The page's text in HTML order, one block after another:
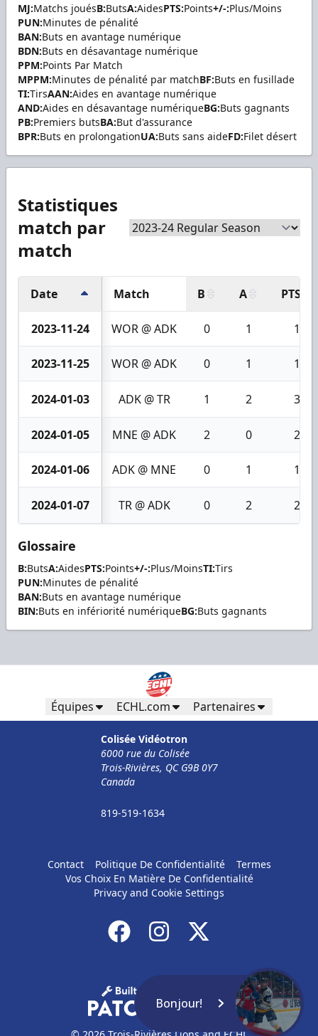
MJ:Matchs jouésB:ButsA:AidesPTS:Points+/-:Plus/Moins
PUN:Minutes de pénalité
BAN:Buts en avantage numérique
BDN:Buts en désavantage numérique
PPM:Points Par Match
MPPM:Minutes de pénalité par matchBF:Buts en fusillade
TI:TirsAAN:Aides en avantage numérique
AND:Aides en désavantage numériqueBG:Buts gagnants
PB:Premiers butsBA:But d'assurance
BPR:Buts en prolongationUA:Buts sans aideFD:Filet désert
Statistiques
match par
match
Date Match B A PTS
2023-11-24 WOR @ ADK 0 1 1
2023-11-25 WOR @ ADK 0 1 1
2024-01-03 ADK @ TR 1 2 3
2024-01-05 MNE @ ADK 2 0 2
2024-01-06 ADK @ MNE 0 1 1
2024-01-07 TR @ ADK 0 2 2
Glossaire
B:ButsA:AidesPTS:Points+/-:Plus/MoinsTI:Tirs
PUN:Minutes de pénalité
BAN:Buts en avantage numérique
BIN:Buts en infériorité numériqueBG:Buts gagnants
Équipes ECHL.com Partenaires
Colisée Vidéotron
6000 rue du Colisée
Trois-Rivières, QC G9B 0Y7
Canada
819-519-1634
Contact Politique De Confidentialité
Termes
Vos Choix En Matière De Confidentialité
Privacy and Cookie Settings
Bonjour!